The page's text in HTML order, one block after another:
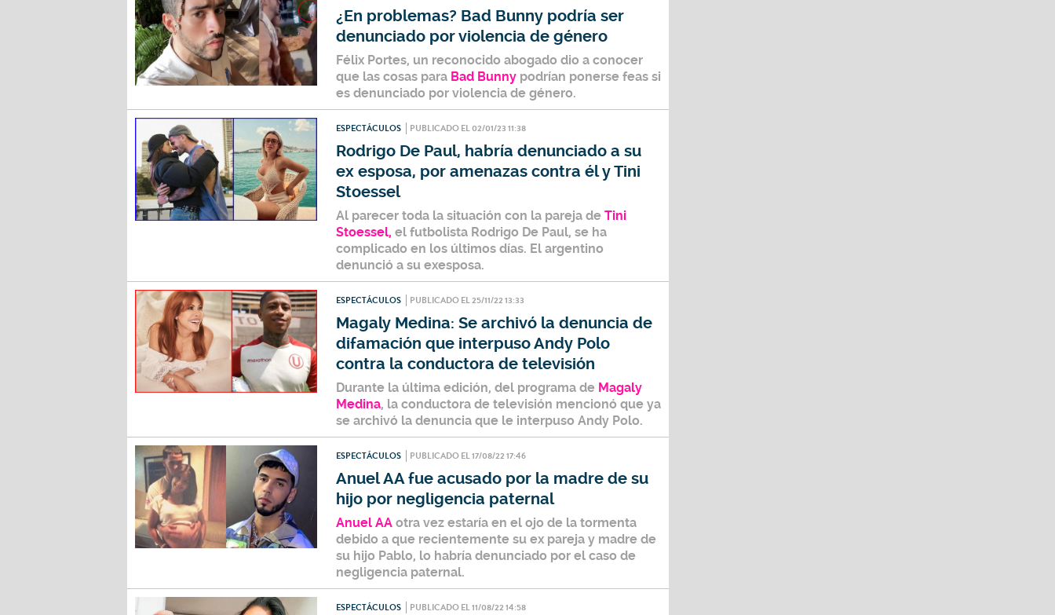
¿En problemas? Bad Bunny podría ser
denunciado por violencia de género
Félix Portes, un reconocido abogado dio a conocer
que las cosas para Bad Bunny podrían ponerse feas si
es denunciado por violencia de género.
ESPECTÁCULOS PUBLICADO EL 02/01/23 11:38
Rodrigo De Paul, habría denunciado a su
ex esposa, por amenazas contra él y Tini
Stoessel
Al parecer toda la situación con la pareja de Tini
Stoessel, el futbolista Rodrigo De Paul, se ha
complicado en los últimos días. El argentino
denunció a su exesposa.
ESPECTÁCULOS PUBLICADO EL 25/11/22 13:33
Magaly Medina: Se archivó la denuncia de
difamación que interpuso Andy Polo
contra la conductora de televisión
Durante la última edición, del programa de Magaly
Medina, la conductora de televisión mencionó que ya
se archivó la denuncia que le interpuso Andy Polo.
ESPECTÁCULOS PUBLICADO EL 17/08/22 17:46
Anuel AA fue acusado por la madre de su
hijo por negligencia paternal
Anuel AA otra vez estaría en el ojo de la tormenta
debido a que recientemente su ex pareja y madre de
su hijo Pablo, lo habría denunciado por el caso de
negligencia paternal.
ESPECTÁCULOS PUBLICADO EL 11/08/22 14:58